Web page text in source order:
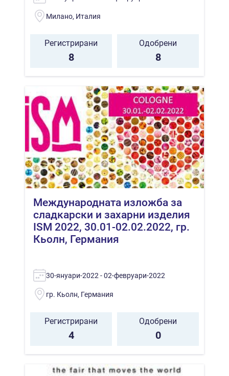
Милано, Италия
Регистрирани
8
Одобрени
8
Международната изложба за
сладкарски и захарни изделия
ISM 2022, 30.01-02.02.2022, гр.
Кьолн, Германия
30-януари-2022 - 02-февруари-2022
гр. Кьолн, Германия
Регистрирани
4
Одобрени
0